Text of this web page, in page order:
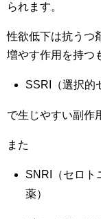
られます。
性欲低下は抗うつ
増やす作用を持つ
SSRI（選択的
で生じやすい副作
また
SNRI（セロト
薬）